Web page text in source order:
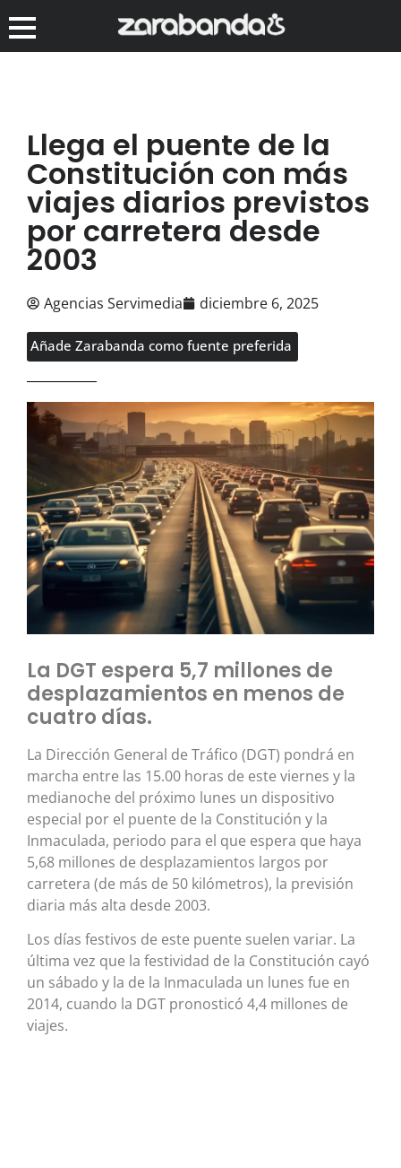
Llega el puente de la
Constitución con más
viajes diarios previstos
por carretera desde
2003
Agencias Servimedia diciembre 6, 2025
Añade Zarabanda como fuente preferida
La DGT espera 5,7 millones de
desplazamientos en menos de
cuatro días.
La Dirección General de Tráfico (DGT) pondrá en
marcha entre las 15.00 horas de este viernes y la
medianoche del próximo lunes un dispositivo
especial por el puente de la Constitución y la
Inmaculada, periodo para el que espera que haya
5,68 millones de desplazamientos largos por
carretera (de más de 50 kilómetros), la previsión
diaria más alta desde 2003.
Los días festivos de este puente suelen variar. La
última vez que la festividad de la Constitución cayó
un sábado y la de la Inmaculada un lunes fue en
2014, cuando la DGT pronosticó 4,4 millones de
viajes.